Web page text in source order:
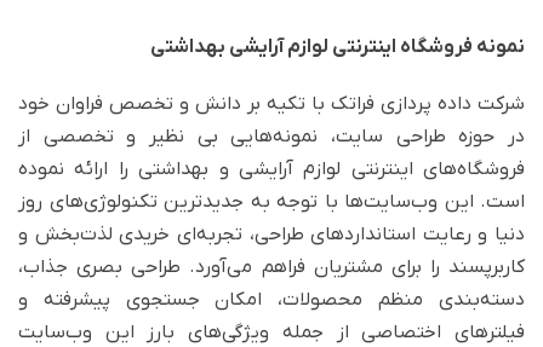
نمونه فروشگاه اینترنتی لوازم آرایشی بهداشتی
شرکت داده پردازی فراتک با تکیه بر دانش و تخصص فراوان خود
در حوزه طراحی سایت، نمونه‌‌هایی بی نظیر و تخصصی از
فروشگاه‌های اینترنتی لوازم آرایشی و بهداشتی را ارائه نموده
است. این وب‌سایت‌ها با توجه به جدیدترین تکنولوژی‌های روز
دنیا و رعایت استانداردهای طراحی، تجربه‌ای خریدی لذت‌بخش و
کاربرپسند را برای مشتریان فراهم می‌آورد. طراحی بصری جذاب،
دسته‌بندی منظم محصولات، امکان جستجوی پیشرفته و
فیلترهای اختصاصی از جمله ویژگی‌های بارز این وب‌سایت